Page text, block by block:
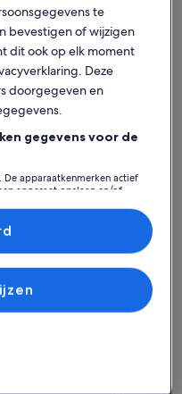
-
70 qm
Meer
te
bevestigen of wijzigen
dit ook op elk moment
Deze
doorgegeven en
gegevens voor de
De apparaatkenmerken actief
apparaat opslaan en/of
en ontwikkeling van